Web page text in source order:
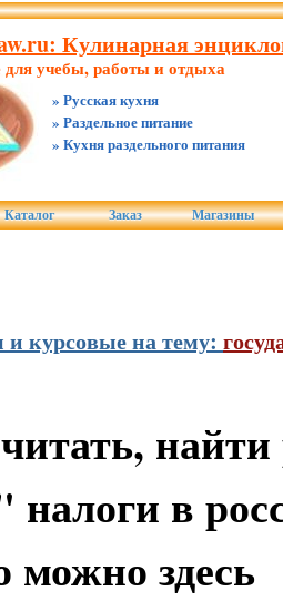
Кулинарная
для учебы, работы и отдыха
» Русская кухня
» Раздельное питание
» Кухня раздельного питания
Каталог Заказ Магазины
и курсовые на тему:
налоги в
можно здесь